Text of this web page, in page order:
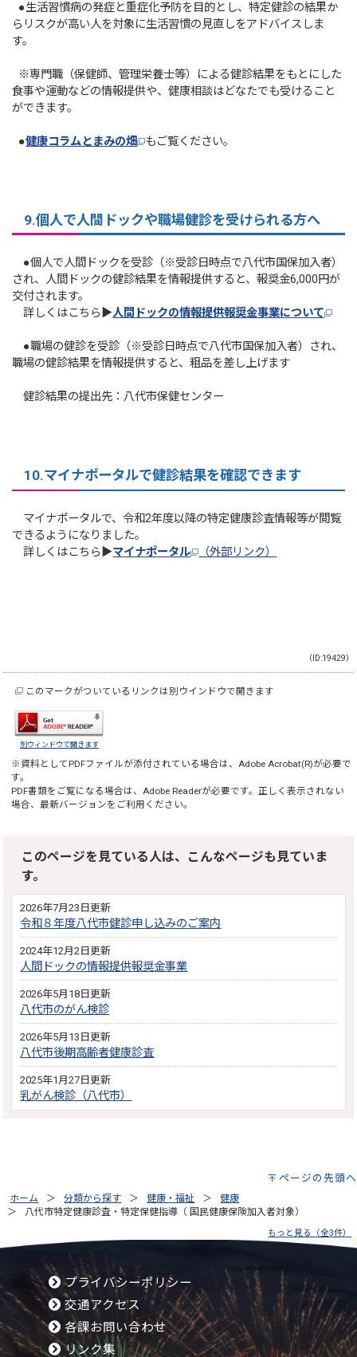
●生活習慣病の発症と重症化予防を目的とし、特定健診の結果か
らリスクが高い人を対象に生活習慣の見直しをアドバイスしま
す。
※専門職（保健師、管理栄養士等）による健診結果をもとにした
食事や運動などの情報提供や、健康相談はどなたでも受けること
ができます。
●健康コラムとまみの畑 もご覧ください。
9.個人で人間ドックや職場健診を受けられる方へ
●個人で人間ドックを受診（※受診日時点で八代市国保加入者）
され、人間ドックの健診結果を情報提供すると、報奨金6,000円が
交付されます。
詳しくはこちら▶人間ドックの情報提供報奨金事業について
●職場の健診を受診（※受診日時点で八代市国保加入者）され、
職場の健診結果を情報提供すると、粗品を差し上げます
健診結果の提出先：八代市保健センター
10.マイナポータルで健診結果を確認できます
マイナポータルで、令和2年度以降の特定健康診査情報等が閲覧
できるようになりました。
詳しくはこちら▶マイナポータル （外部リンク）
（ID:19429）
このマークがついているリンクは別ウインドウで開きます
別ウィンドウで開きます
※資料としてPDFファイルが添付されている場合は、 Adobe Acrobat(R)が必要で
す。
PDF書類をご覧になる場合は、 Adobe Readerが必要です。正しく表示されない
場合、最新バージョンをご利用ください。
このページを見ている人は、こんなページも見ていま
す。
2026年7月23日更新
令和８年度八代市健診申し込みのご案内
2024年12月2日更新
人間ドックの情報提供報奨金事業
2026年5月18日更新
八代市のがん検診
2026年5月13日更新
八代市後期高齢者健康診査
2025年1月27日更新
乳がん検診（八代市）
ページの先頭へ
ホーム 分類から探す 健康・福祉
健康
八代市特定健康診査・特定保健指導（ 国民健康保険加入者対象）
もっと見る（全3件）
プライバシーポリシー
交通アクセス
各課お問い合わせ
リンク集